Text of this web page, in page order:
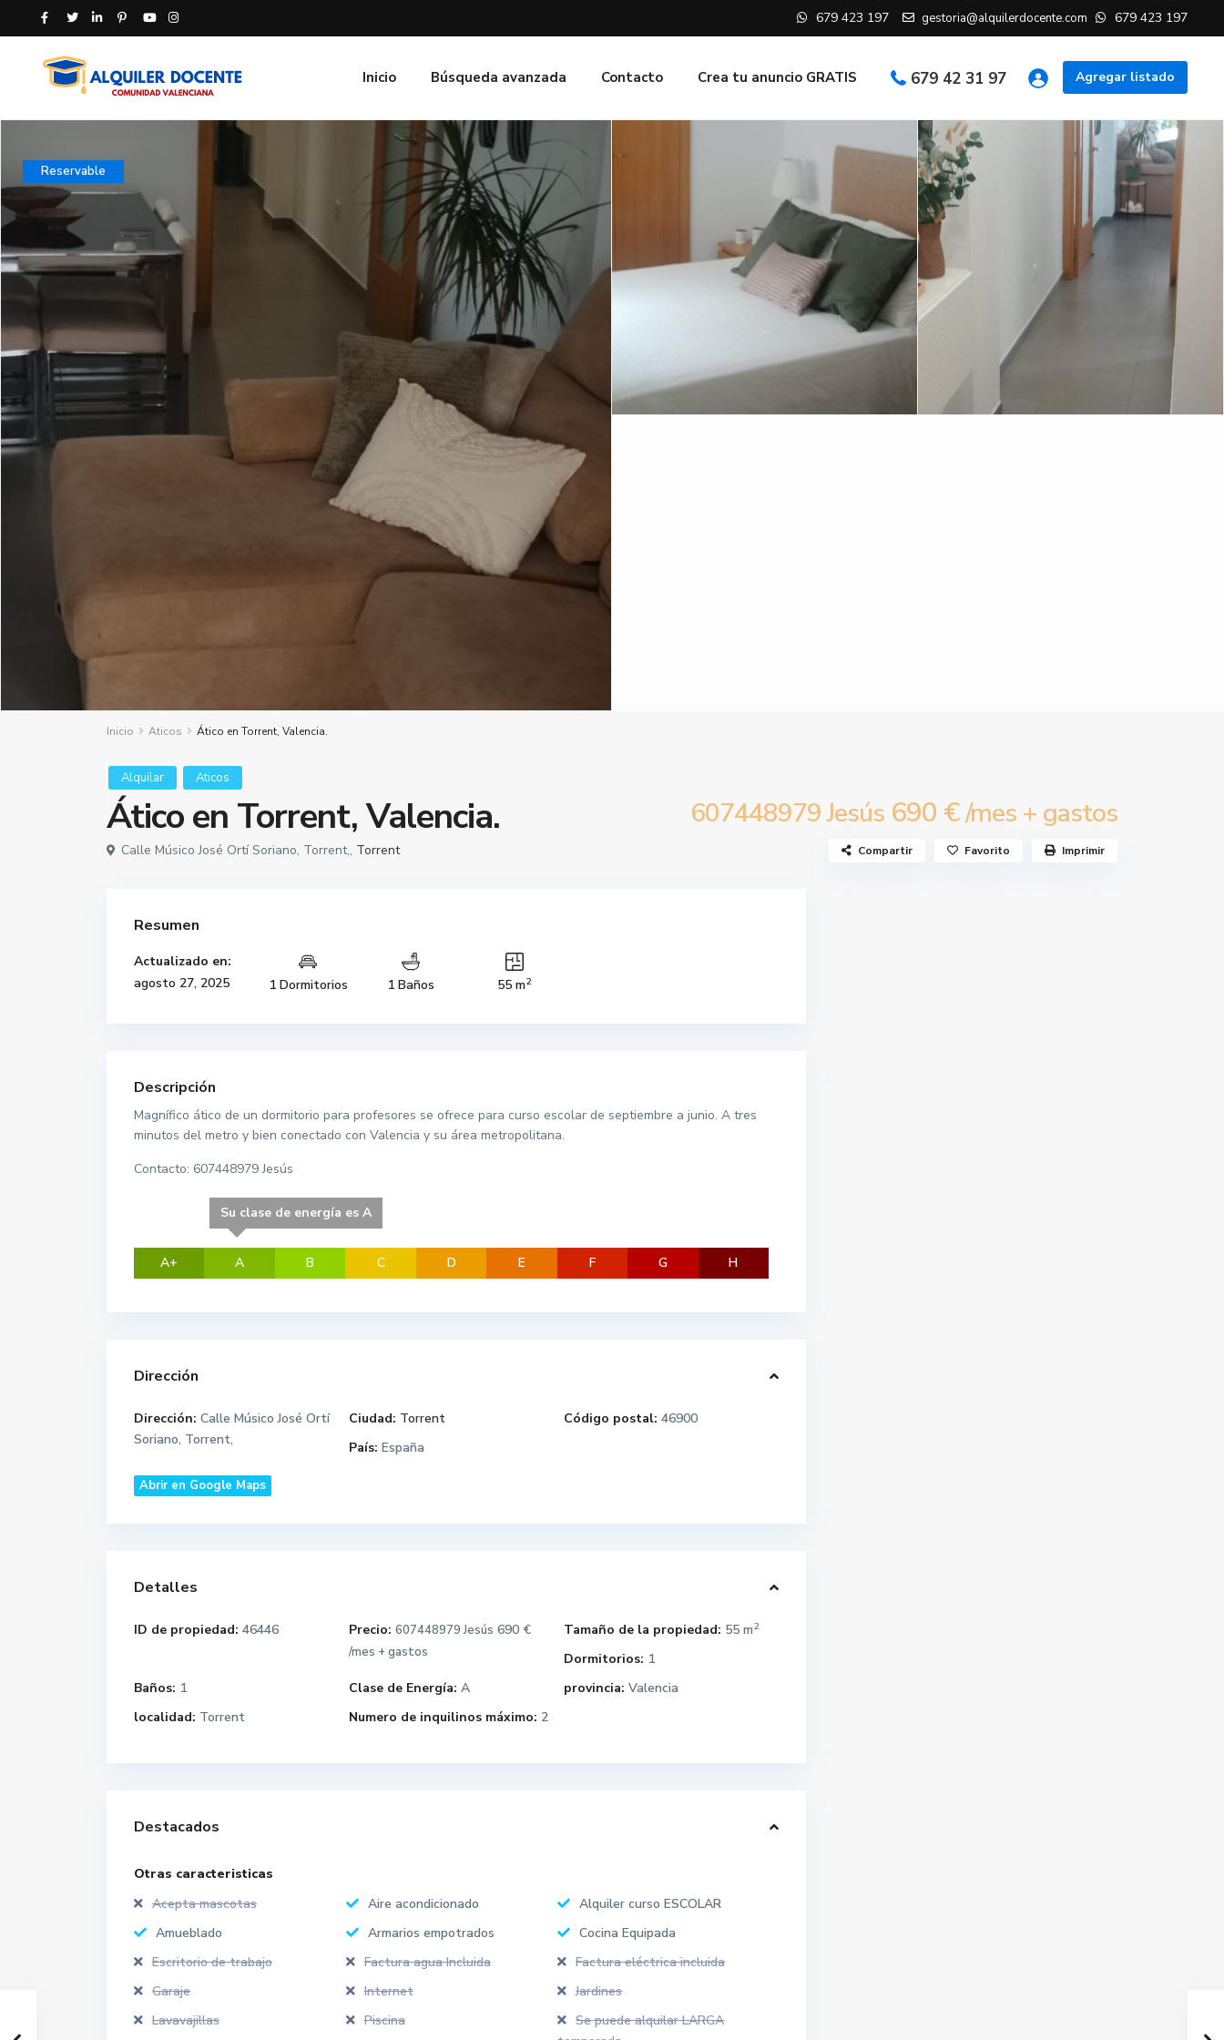
679 423 197 gestoria@alquilerdocente.com 679 423 197
Agregar listado
679 42 31 97
Inicio Búsqueda avanzada Contacto Crea tu anuncio GRATIS
Reservable
Inicio Aticos Ático en Torrent, Valencia.
Alquilar Aticos
Ático en Torrent, Valencia. 607448979 Jesús 690 €/mes + gastos
Calle Músico José Ortí Soriano, Torrent,, Torrent Compartir Favorito Imprimir
Resumen
Actualizado en:
agosto 27, 2025
1 Dormitorios 1 Baños 55 m2
Descripción
Magnífico ático de un dormitorio para profesores se ofrece para curso escolar de septiembre a junio. A tres
minutos del metro y bien conectado con Valencia y su área metropolitana.
Contacto: 607448979 Jesús
A+
Su clase de energía es A
A B C D E F G H
Dirección
Dirección: Calle Músico José Ortí
Soriano, Torrent,
Ciudad: Torrent Código postal: 46900
País: España
Abrir en Google Maps
Detalles
ID de propiedad: 46446 Precio: 607448979 Jesús 690 €
/mes + gastos
Tamaño de la propiedad: 55 m2
Dormitorios: 1
Baños: 1 Clase de Energía: A provincia: Valencia
localidad: Torrent Numero de inquilinos máximo: 2
Destacados
Otras caracteristicas
Acepta mascotas
Aire acondicionado
Alquiler curso ESCOLAR
Amueblado
Armarios empotrados
Cocina Equipada
Escritorio de trabajo
Factura agua Incluida
Factura eléctrica incluida
Garaje
Internet
Jardines
Lavavajillas
Piscina
Se puede alquilar LARGA